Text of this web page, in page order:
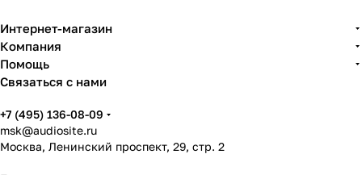
учебные аудитории;
переговорные комнаты.
Что можно подобрать
Интернет-магазин
Компания
Помощь
Связаться с нами
+7 (495) 136-08-09
msk@audiosite.ru
Москва, Ленинский проспект, 29, стр. 2